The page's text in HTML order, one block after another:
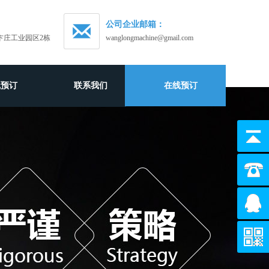
庄工业园区2栋
公司企业邮箱：
wanglongmachine@gmail.com
订 联系我们 在线预订